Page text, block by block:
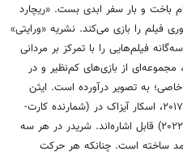
باخت و بار سفر ابدی بست. «ریچارد
را بازی می‌کند. نشریه «ورایتی»
فیلم‌هایی را با تمرکز بر مردانی
از بازی‌های کم‌نظیر و در
به تصویر درآورده است. ایثن
هاک در «نخستین اصلاح‌شده» محصول ۲۰۱۷، اسکار آیزاک در (شمارنده کارت-
۲۰۲۱) و جوئل ادگرتون در (استاد باغبان- ۲۰۲۲) قابل اشاره‌اند. شریدر در هر سه
ساخته است. چنانکه هر حرکت